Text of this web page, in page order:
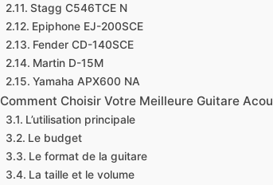
Stagg C546TCE N
Epiphone EJ-200SCE
Fender CD-140SCE
Martin D-15M
Yamaha APX600 NA
Comment Choisir Votre Meilleure Guitare
L’utilisation principale
Le budget
Le format de la guitare
La taille et le volume